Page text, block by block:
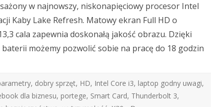
w najnowszy, niskonapięciowy procesor Intel
Kaby Lake Refresh. Matowy ekran Full HD o
cala zapewnia doskonałą jakość obrazu. Dzięki
baterii możemy pozwolić sobie na pracę do 18 godzin
, dobry sprzęt, HD, Intel Core i3, laptop godny uwagi,
dla biznesu, portege, Smart Card, Thunderbolt 3,